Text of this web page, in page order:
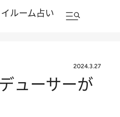
ルーム占い
2024.3.27
ューサーが